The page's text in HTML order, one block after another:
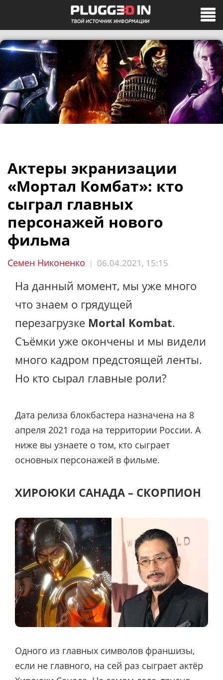
Актеры экранизации
«Мортал Комбат»: кто
сыграл главных
персонажей нового
фильма
Семен Никоненко | 06.04.2021, 15:15
На данный момент, мы уже много
что знаем о грядущей
перезагрузке Mortal Kombat.
Съёмки уже окончены и мы видели
много кадром предстоящей ленты.
Но кто сырал главные роли?
Дата релиза блокбастера назначена на 8
апреля 2021 года на территории России. А
ниже вы узнаете о том, кто сыграет
основных персонажей в фильме.
ХИРОЮКИ САНАДА – СКОРПИОН
Одного из главных символов франшизы,
если не главного, на сей раз сыграет актёр